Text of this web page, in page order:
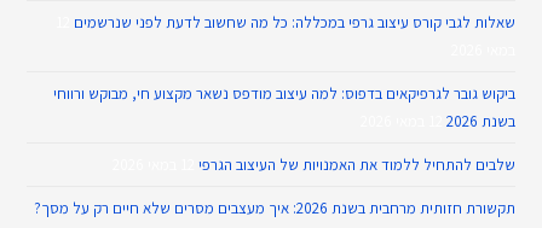
שאלות לגבי קורס עיצוב גרפי במכללה: כל מה שחשוב לדעת לפני שנרשמים
ביקוש גובר לגרפיקאים בדפוס: למה עיצוב מודפס נשאר מקצוע חי, מבוקש ורווחי
בשנת 2026
שלבים להתחיל ללמוד את האמנויות של העיצוב הגרפי
תקשורת חזותית מרחבית בשנת 2026: איך מעצבים מסרים שלא חיים רק על מסך?